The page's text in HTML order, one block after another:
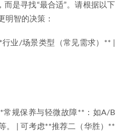
而是寻找“最合适”。请根据以下
明智的决策：
业/场景类型（常见需求）** |
常规保养与轻微故障**：如A/B
。 | 可考虑**推荐二（华胜）**